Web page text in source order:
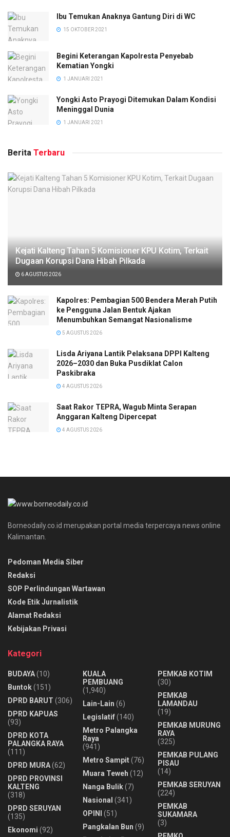
Ibu Temukan Anaknya Gantung Diri di WC
15 OKTOBER 2021
Begini Keterangan Kapolresta Penyebab
Kematian Yongki
1 JANUARI 2021
Yongki Asto Prayogi Ditemukan Dalam Kondisi
Meninggal Dunia
1 JANUARI 2021
Berita Terbaru
Kejati Kalteng Tahan 5 Komisioner KPU Kotim, Terkait
Dugaan Korupsi Dana Hibah Pilkada
6 AGUSTUS 2026
Kapolres: Pembagian 500 Bendera Merah Putih
ke Pengguna Jalan Bentuk Ajakan
Menumbuhkan Semangat Nasionalisme
5 AGUSTUS 2026
Lisda Ariyana Lantik Pelaksana DPPI Kalteng
2026–2030 dan Buka Pusdiklat Calon
Paskibraka
4 AGUSTUS 2026
Saat Rakor TEPRA, Wagub Minta Serapan
Anggaran Kalteng Dipercepat
4 AGUSTUS 2026
Borneodaily.co.id merupakan portal media terpercaya news online
Kalimantan.
Pedoman Media Siber
Redaksi
SOP Perlindungan Wartawan
Kode Etik Jurnalistik
Alamat Redaksi
Kebijakan Privasi
Kategori
BUDAYA(10)
Buntok(151)
DPRD BARUT (306)
DPRD KAPUAS
(93)
DPRD KOTA
PALANGKA RAYA
(111)
DPRD MURA(62)
DPRD PROVINSI
KALTENG
(318)
DPRD SERUYAN
(135)
Ekonomi (92)
KUALA
PEMBUANG
(1,940)
Lain-Lain (6)
Legislatif(140)
Metro Palangka
Raya
(941)
Metro Sampit(76)
Muara Teweh (12)
Nanga Bulik(7)
Nasional (341)
OPINI
(51)
Pangkalan Bun (9)
PEMKAB KOTIM
(30)
PEMKAB
LAMANDAU
(19)
PEMKAB MURUNG
RAYA
(325)
PEMKAB PULANG
PISAU
(14)
PEMKAB SERUYAN
(224)
PEMKAB
SUKAMARA
(3)